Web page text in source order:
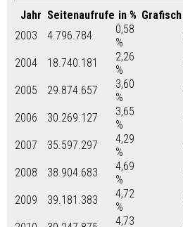
Jahr Seitenaufrufe in % Grafisch
2003
4.796.784
0,58
%
2004
18.740.181
2,26
%
2005
29.874.657
3,60
%
2006
30.269.127
3,65
%
2007
35.597.297
4,29
%
2008
38.904.683
4,69
%
2009
39.181.383
4,72
%
4,73